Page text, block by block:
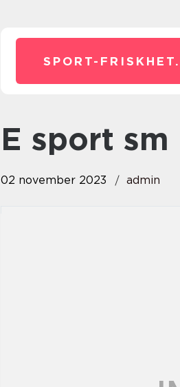
SPORT-FRISKHET.
e sport sm
02 november 2023 admin